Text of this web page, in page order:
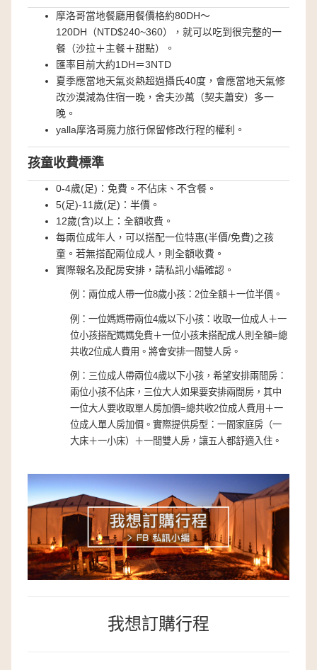
摩洛哥當地餐廳用餐價格約80DH～
120DH（NTD$240~360），就可以吃到很完整的一
餐（沙拉＋主餐＋甜點）。
匯率目前大約1DH＝3NTD
夏季應當地天氣炎熱超過攝氏40度，會應當地天氣修
改沙漠減為住宿一晚，舍夫沙萬（契夫蕭安）多一
晚。
yalla摩洛哥魔力旅行保留修改行程的權利。
孩童收費標準
0-4歲(足)：免費。不佔床、不含餐。
5(足)-11歲(足)：半價。
12歲(含)以上：全額收費。
每兩位成年人，可以搭配一位特惠(半價/免費)之孩
童。若無搭配兩位成人，則全額收費。
實際報名及配房安排，請私訊小編確認。
例：兩位成人帶一位8歲小孩：2位全額＋一位半價。
例：一位媽媽帶兩位4歲以下小孩：收取一位成人＋一
位小孩搭配媽媽免費＋一位小孩未搭配成人則全額=總
共收2位成人費用。將會安排一間雙人房。
例：三位成人帶兩位4歲以下小孩，希望安排兩間房：
兩位小孩不佔床，三位大人如果要安排兩間房，其中
一位大人要收取單人房加價=總共收2位成人費用＋一
位成人單人房加價。實際提供房型：一間家庭房（一
大床＋一小床）＋一間雙人房，讓五人都舒適入住。
我想訂購行程